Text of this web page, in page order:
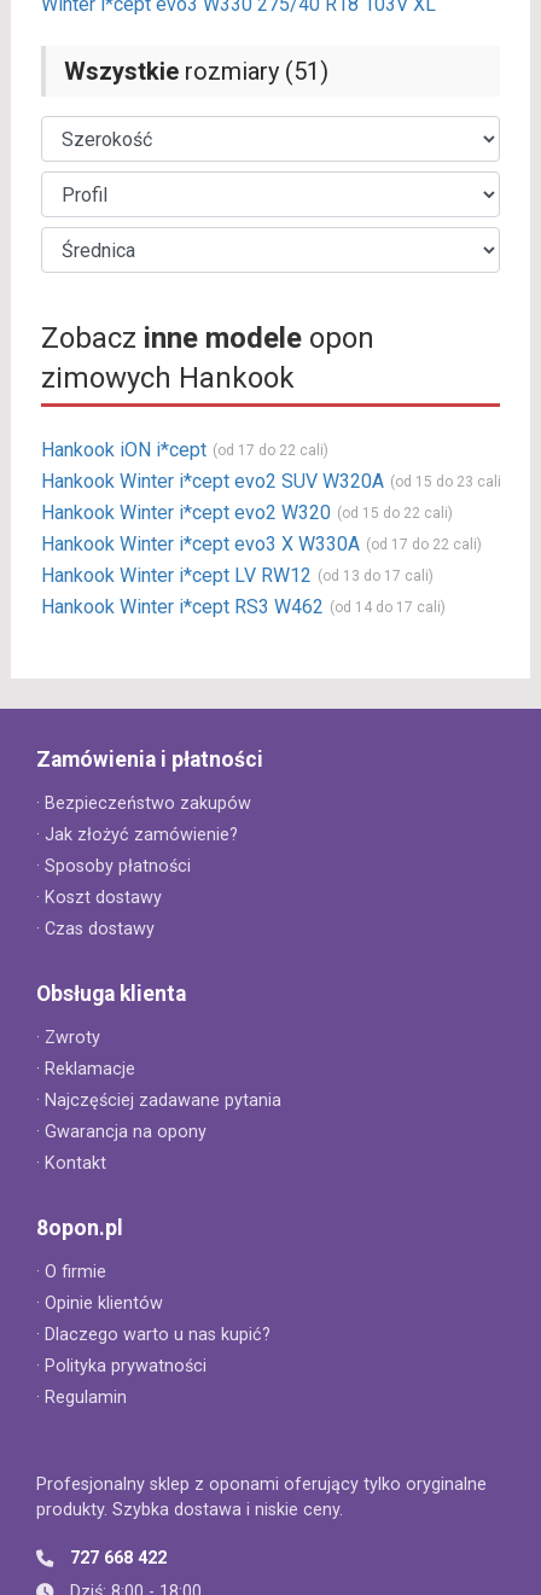
Winter i*cept evo3 W330 275/40 R18 103V XL
Wszystkierozmiary (51)
Zobacz inne modeleopon
zimowych Hankook
Hankook iON i*cept (od 17 do 22 cali)
Hankook Winter i*cept evo2 SUV W320A (od 15 do 23 cali)
Hankook Winter i*cept evo2 W320 (od 15 do 22 cali)
Hankook Winter i*cept evo3 X W330A (od 17 do 22 cali)
Hankook Winter i*cept LV RW12 (od 13 do 17 cali)
Hankook Winter i*cept RS3 W462 (od 14 do 17 cali)
Zamówienia i płatności
· Bezpieczeństwo zakupów
· Jak złożyć zamówienie?
· Sposoby płatności
· Koszt dostawy
· Czas dostawy
Obsługa klienta
· Zwroty
· Reklamacje
· Najczęściej zadawane pytania
· Gwarancja na opony
· Kontakt
8opon.pl
· O firmie
· Opinie klientów
· Dlaczego warto u nas kupić?
· Polityka prywatności
· Regulamin
Profesjonalny sklep z oponami oferujący tylko oryginalne
produkty. Szybka dostawa i niskie ceny.
727 668 422